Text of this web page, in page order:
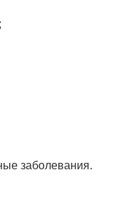
заболевания.